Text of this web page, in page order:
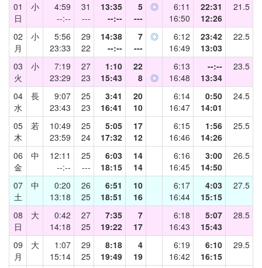
01
日
小
4:59
--:--
31
---
13:35
--:--
5
---
◎
6:11
16:50
22:31
12:26
21.5
02
月
小
5:56
23:33
29
22
14:38
--:--
7
---
◎
6:12
16:49
23:42
13:03
22.5
03
火
小
7:19
23:29
27
23
1:10
15:43
22
8
◎
6:13
16:48
--:--
13:34
23.5
04
水
長
9:07
23:43
25
23
3:41
16:41
20
10
6:14
16:47
0:50
14:01
24.5
05
木
若
10:49
23:59
25
24
5:05
17:32
17
12
6:15
16:46
1:56
14:26
25.5
06
金
中
12:11
--:--
25
---
6:03
18:15
14
14
6:16
16:45
3:00
14:50
26.5
07
土
中
0:20
13:18
26
25
6:51
18:51
10
16
6:17
16:44
4:03
15:15
27.5
08
日
大
0:42
14:18
27
25
7:35
19:22
7
17
6:18
16:43
5:07
15:43
28.5
09
月
大
1:07
15:14
29
25
8:18
19:49
4
19
6:19
16:42
6:10
16:15
29.5